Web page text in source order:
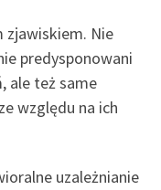
zjawiskiem. Nie
predysponowani
ale też same
względu na ich
uzależnianie